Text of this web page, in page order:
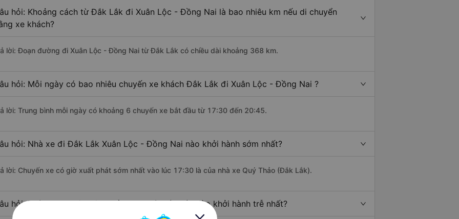
hỏi: Khoảng cách từ Đắk Lắk đi Xuân Lộc - Đồng Nai là bao nhiêu km nếu di chuyển
xe khách?
lời: Đoạn đường đi Xuân Lộc - Đồng Nai từ Đắk Lắk có chiều dài khoảng 368 km.
hỏi: Mỗi ngày có bao nhiêu chuyến xe khách Đắk Lắk đi Xuân Lộc - Đồng Nai ?
lời: Trung bình mỗi ngày có khoảng 6 chuyến xe bắt đầu từ 17:30 đến 20:45.
hỏi: Nhà xe đi Đắk Lắk Xuân Lộc - Đồng Nai nào khởi hành sớm nhất?
lời: Chuyến xe có giờ xuất phát sớm nhất vào lúc 17:30 là của nhà xe Quý Thảo (Đắk Lắk).
hỏi: Nhà xe đi Xuân Lộc - Đồng Nai từ Đắk Lắk nào khởi hành trễ nhất?